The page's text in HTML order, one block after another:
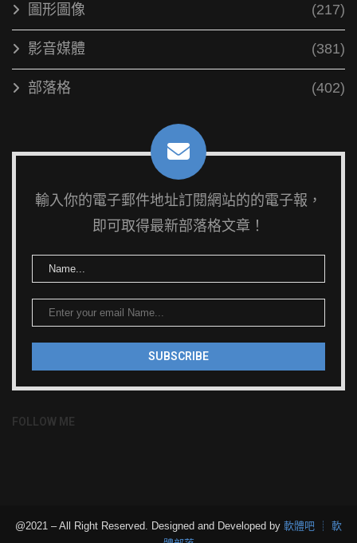
圖形圖像 (217)
影音媒體 (381)
部落格 (402)
輸入你的電子郵件地址訂閱網站的的電子報，
即可取得最新部落格文章！
FOLLOW ME
@2021 – All Right Reserved. Designed and Developed by 軟體吧 ┊ 軟